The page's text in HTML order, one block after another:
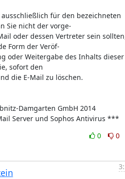
für den bezeichneten
Sie nicht der vorge-
oder dessen Vertreter sein
Form der Veröf-
oder Weitergabe des Inhalts dieser
sofort den
die E-Mail zu löschen.
Server und Sophos Antivirus ***
0
0